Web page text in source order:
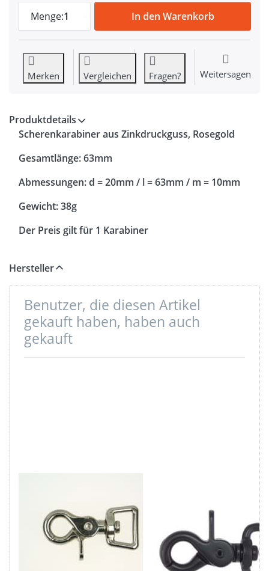
Menge:1
Scherenkarabiner für 20mm Gurtband -
In den Warenkorb
Merken Vergleichen Fragen? Weitersagen
Produktdetails
Scherenkarabiner aus Zinkdruckguss, Rosegold
Gesamtlänge: 63mm
Abmessungen: d = 20mm / l = 63mm / m = 10mm
Gewicht: 38g
Der Preis gilt für 1 Karabiner
Hersteller
Benutzer, die diesen Artikel
gekauft haben, haben auch
gekauft
für 20mm
Gurtband-
6,1cm lang -
vernickelt - 1
Gurtband -
5,9cm lang -
schwarz - 1